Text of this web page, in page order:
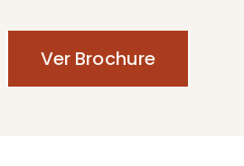
Ver Brochure